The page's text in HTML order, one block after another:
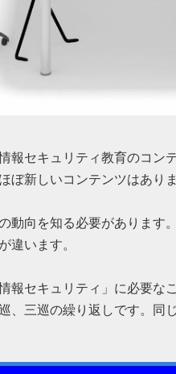
報セキュリティ教育のコン
ぼ新しいコンテンツはありま
動向を知る必要があります
違います。
報セキュリティ」に必要な
、三巡の繰り返しです。同